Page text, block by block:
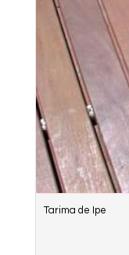
Tarima de Ipe